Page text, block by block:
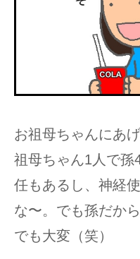
お祖母ちゃんにあ
祖母ちゃん1人で孫
任もあるし、神経
な〜。でも孫だか
でも大変（笑）